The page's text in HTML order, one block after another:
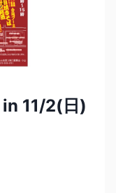
11/2(日)